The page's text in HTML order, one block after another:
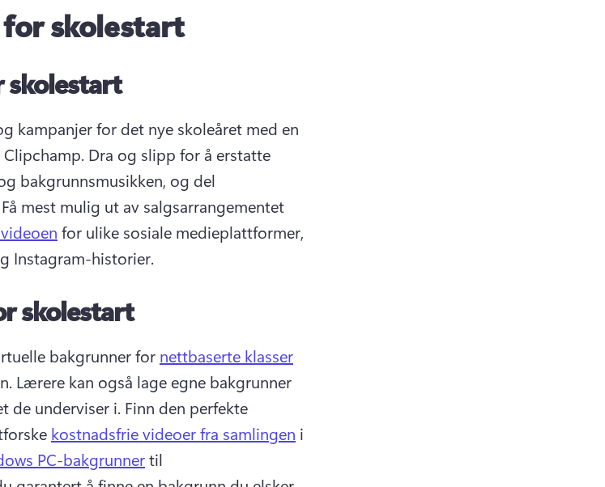
skolestart
skolestart
kampanjer for det nye skoleåret med en
Dra og slipp for å erstatte
bakgrunnsmusikken, og del
Få mest mulig ut av salgsarrangementet
for ulike sosiale medieplattformer,
Instagram-historier.
skolestart
bakgrunner for nettbaserte klasser
Lærere kan også lage egne bakgrunner
de underviser i. Finn den perfekte
kostnadsfrie videoer fra samlingen i
PC-bakgrunner til